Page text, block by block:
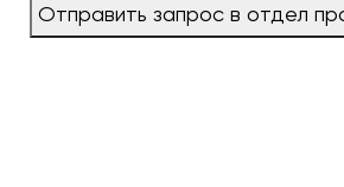
Отправить запрос в отдел